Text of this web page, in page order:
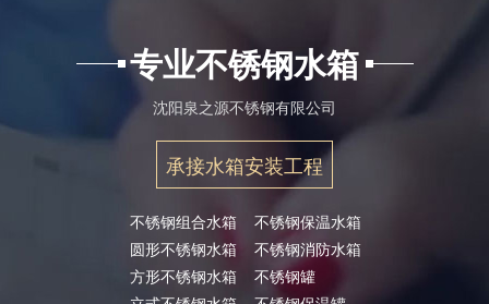
专业不锈钢水箱
沈阳泉之源不锈钢有限公司
承接水箱安装工程
不锈钢组合水箱
圆形不锈钢水箱
方形不锈钢水箱
不锈钢保温水箱
不锈钢消防水箱
不锈钢罐